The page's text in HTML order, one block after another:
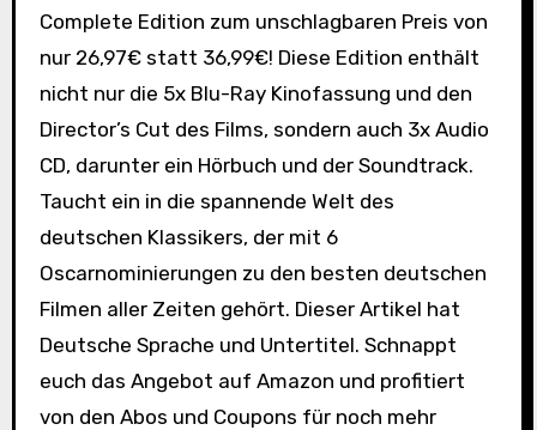
Complete Edition zum unschlagbaren Preis von
nur 26,97€ statt 36,99€! Diese Edition enthält
nicht nur die 5x Blu-Ray Kinofassung und den
Director’s Cut des Films, sondern auch 3x Audio
CD, darunter ein Hörbuch und der Soundtrack.
Taucht ein in die spannende Welt des
deutschen Klassikers, der mit 6
Oscarnominierungen zu den besten deutschen
Filmen aller Zeiten gehört. Dieser Artikel hat
Deutsche Sprache und Untertitel. Schnappt
euch das Angebot auf Amazon und profitiert
von den Abos und Coupons für noch mehr